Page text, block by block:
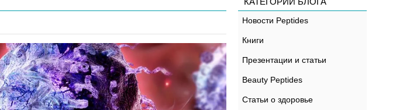
Новости Peptides
Книги
Презентации и статьи
Beauty Peptides
Статьи о здоровье